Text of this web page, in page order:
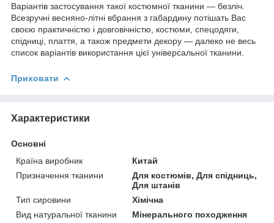
Варіантів застосування такої костюмної тканини — безліч.
Всезручні весняно-літні вбрання з габардину потішать Вас
своєю практичністю і довговічністю, костюми, спецодяги,
спідниці, плаття, а також предмети декору — далеко не весь
список варіантів використання цієї універсальної тканини.
Приховати
Характеристики
Основні
Країна виробник
Китай
Призначення тканини
Для костюмів, Для спідниць,
Для штанів
Тип сировини
Хімічна
Вид натуральної тканини
Мінерального походження